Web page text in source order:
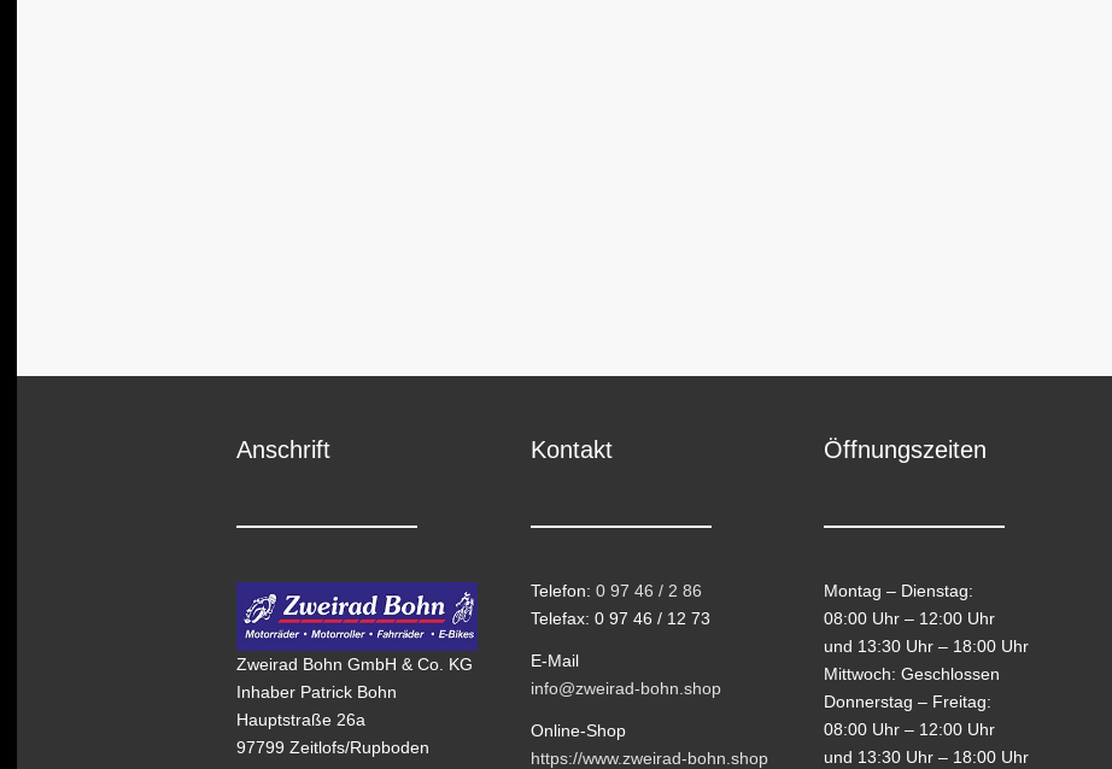
Anschrift
Zweirad Bohn GmbH & Co. KG
Inhaber Patrick Bohn
Hauptstraße 26a
97799 Zeitlofs/Rupboden
Kontakt
Telefon: 0 97 46 / 2 86
Telefax: 0 97 46 / 12 73
E-Mail
info@zweirad-bohn.shop
Online-Shop
https://www.zweirad-bohn.shop
Öffnungszeiten
Montag – Dienstag:
08:00 Uhr – 12:00 Uhr
und 13:30 Uhr – 18:00 Uhr
Mittwoch: Geschlossen
Donnerstag – Freitag:
08:00 Uhr – 12:00 Uhr
und 13:30 Uhr – 18:00 Uhr